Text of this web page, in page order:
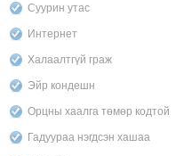
Суурин утас
Интернет
Халаалтгүй граж
Эйр кондешн
Орцны хаалга төмөр кодтой
Гадуураа нэгдсэн хашаа